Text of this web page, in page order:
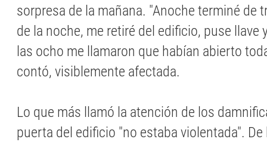
sorpresa de la mañana. "Anoche terminé de
de la noche, me retiré del edificio, puse llave
las ocho me llamaron que habían abierto
contó, visiblemente afectada.
Lo que más llamó la atención de los
puerta del edificio "no estaba violentada". De